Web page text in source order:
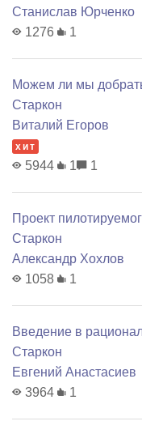
Станислав Юрченко
1276
1
Можем ли мы
Старкон
Виталий Егоров
хит
5944 1 1
Проект
Старкон
Александр Хохлов
1058
1
Введение в
Старкон
Евгений Анастасиев
3964
1